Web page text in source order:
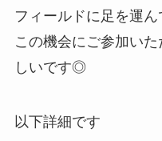
フィールドに足を運
この機会にご参加い
しいです◎
以下詳細です